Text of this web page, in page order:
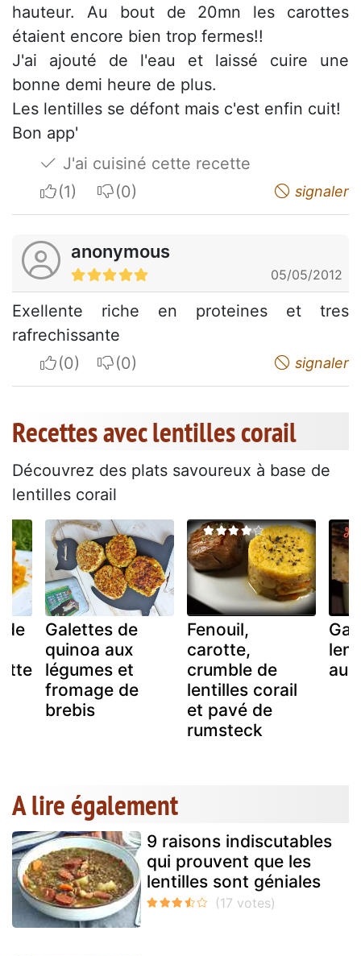
hauteur. Au bout de 20mn les carottes
étaient encore bien trop fermes!!
J'ai ajouté de l'eau et laissé cuire une
bonne demi heure de plus.
Les lentilles se défont mais c'est enfin cuit!
Bon app'
J'ai cuisiné cette recette
I apreciateI do not appreciate signaler
anonymous
05/05/2012
Exellente riche en proteines et tres
rafrechissante
I apreciateI do not appreciate signaler
Recettes avec lentilles corail
Découvrez des plats savoureux à base de
lentilles corail
Galettes de
quinoa aux
légumes et
fromage de
brebis
Fenouil,
carotte,
crumble de
lentilles corail
et pavé de
rumsteck
au
A lire également
9 raisons indiscutables
qui prouvent que les
lentilles sont géniales